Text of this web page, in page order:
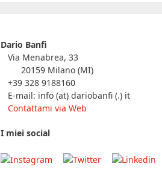
Dario Banfi
Via Menabrea, 33
20159 Milano (MI)
+39 328 9188160
E-mail: info (at) dariobanfi (.) it
Contattami via Web
I miei social